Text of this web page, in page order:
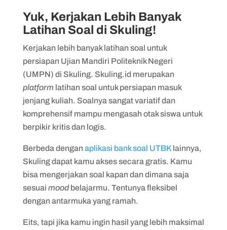
Yuk, Kerjakan Lebih Banyak
Latihan Soal di Skuling!
Kerjakan lebih banyak latihan soal untuk
persiapan Ujian Mandiri Politeknik Negeri
(UMPN) di Skuling. Skuling.id merupakan
platform latihan soal untuk persiapan masuk
jenjang kuliah. Soalnya sangat variatif dan
komprehensif mampu mengasah otak siswa untuk
berpikir kritis dan logis.
Berbeda denganaplikasi bank soal UTBKlainnya,
Skuling dapat kamu akses secara gratis. Kamu
bisa mengerjakan soal kapan dan dimana saja
sesuai moodbelajarmu. Tentunya fleksibel
dengan antarmuka yang ramah.
Eits, tapi jika kamu ingin hasil yang lebih maksimal